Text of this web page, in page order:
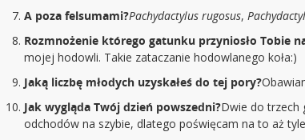
A poza felsumami?Pachydactylus rugosus,
Rozmnożenie którego gatunku przyniosło Tobie
mojej hodowli. Takie zataczanie hodowlanego koła:)
Jaką liczbę młodych uzyskałeś do tej pory?
Jak wygląda Twój dzień powszedni?Dwie do trzech
odchodów na szybie, dlatego poświęcam na to aż